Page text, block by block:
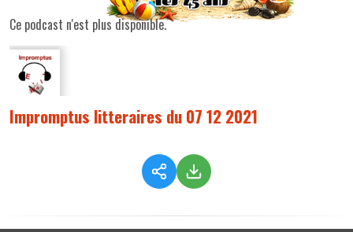
Ce podcast n'est plus disponible.
Impromptus litteraires du 07 12 2021